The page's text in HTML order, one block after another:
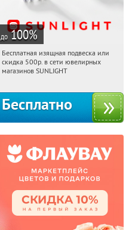
до 100%
13:55:20 Получили:
Россия
Бесплатная изящная подвеска или
скидка 500р. в сети ювелирных
магазинов SUNLIGHT
Бесплатно